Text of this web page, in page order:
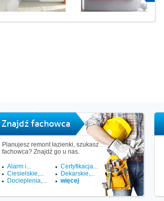
Znajdź fachowca
Planujesz remont łazienki, szukasz
fachowca? Znajdź go u nas.
Alarm i...
Certyfikacja...
Ciesielskie,...
Dekarskie,...
Docieplenia,...
więcej